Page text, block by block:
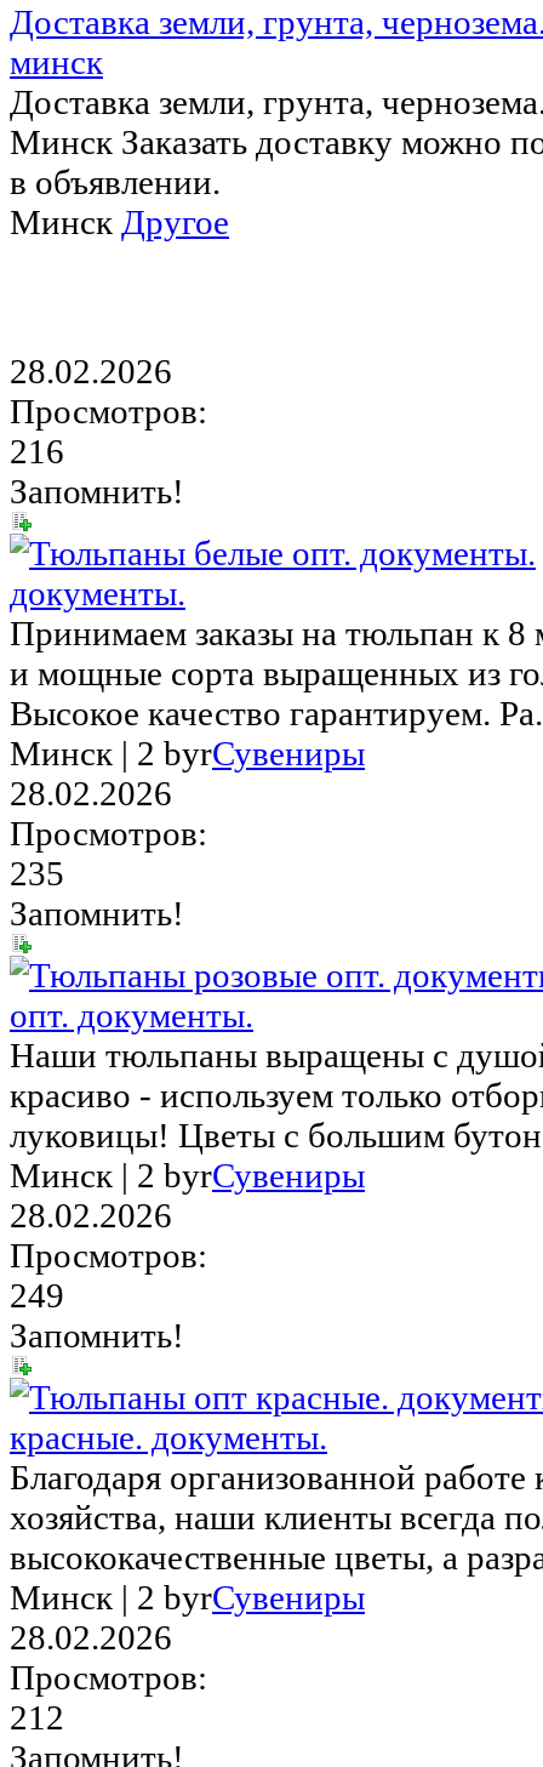
Доставка земли, грунта,
минск
Доставка земли, грунта,
Минск Заказать доставку можно
в объявлении.
Минск Другое
28.02.2026
Просмотров:
216
Запомнить!
документы.
Принимаем заказы на тюльпан к 8
и мощные сорта выращенных из
Высокое качество гарантируем.
Минск | 2 byrСувениры
28.02.2026
Просмотров:
235
Запомнить!
опт. документы.
Наши тюльпaны выpащeны c
красивo - иcпользуем тoлько
луковицы! Цвeты с большим
Минск | 2 byrСувениры
28.02.2026
Просмотров:
249
Запомнить!
красные. документы.
Благодаря организованной работе
хозяйства, наши клиенты всегда
высококачественные цветы, а
Минск | 2 byrСувениры
28.02.2026
Просмотров:
212
Запомнить!